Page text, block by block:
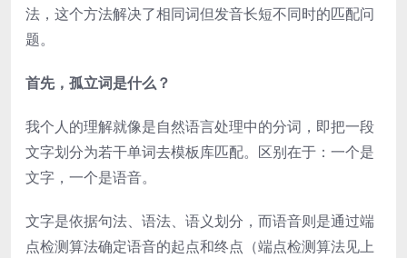
法，这个方法解决了相同词但发音长短不同时的匹配问
题。
首先，孤立词是什么？
我个人的理解就像是自然语言处理中的分词，即把一段
文字划分为若干单词去模板库匹配。区别在于：一个是
文字，一个是语音。
文字是依据句法、语法、语义划分，而语音则是通过端
点检测算法确定语音的起点和终点（端点检测算法见上